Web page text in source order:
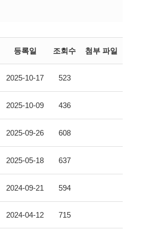
등록일 조회수 첨부 파일
2025-10-17 523
2025-10-09 436
2025-09-26 608
2025-05-18 637
2024-09-21 594
2024-04-12 715